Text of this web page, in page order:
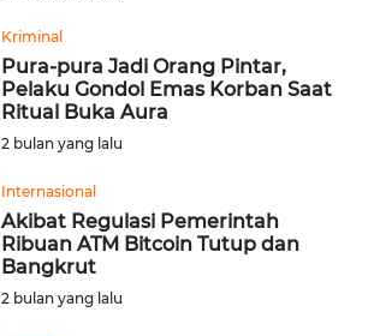
Kriminal
Pura-pura Jadi Orang Pintar,
Pelaku Gondol Emas Korban Saat
Ritual Buka Aura
2 bulan yang lalu
Internasional
Akibat Regulasi Pemerintah
Ribuan ATM Bitcoin Tutup dan
Bangkrut
2 bulan yang lalu